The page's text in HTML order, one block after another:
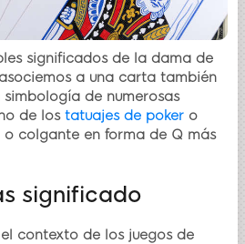
significados de la dama de
a una carta también
de numerosas
de los tatuajes de poker o
colgante en forma de Q más
significado
contexto de los juegos de